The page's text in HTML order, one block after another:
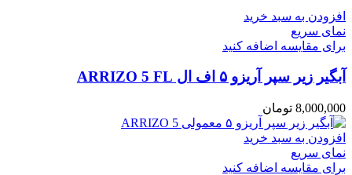
افزودن به سبد خرید
نمای سریع
برای مقایسه اضافه کنید
آبگیر زیر سپر آریزو ۵ اف ال ARRIZO 5 FL
8,000,000 تومان
افزودن به سبد خرید
نمای سریع
برای مقایسه اضافه کنید